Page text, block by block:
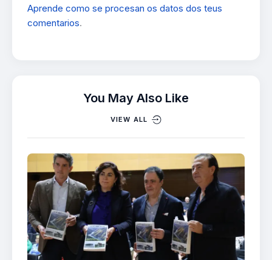
Aprende como se procesan os datos dos teus
comentarios.
You May Also Like
VIEW ALL